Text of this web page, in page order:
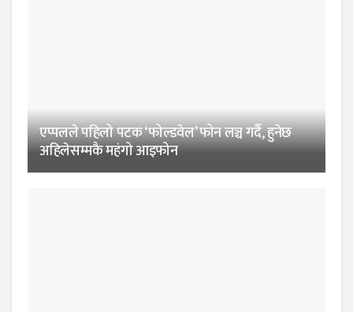
एप्पलले पहिलो पटक ‘फोल्डवेल’ फोन लञ्च गर्दै, हुनेछ
अहिलेसम्मकै महंगो आइफोन